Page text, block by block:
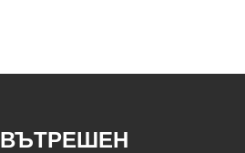
ВЪТРЕШЕН